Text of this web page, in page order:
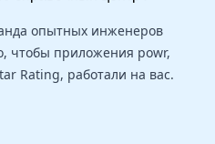
опытных инженеров
чтобы приложения powr,
Rating, работали на вас.